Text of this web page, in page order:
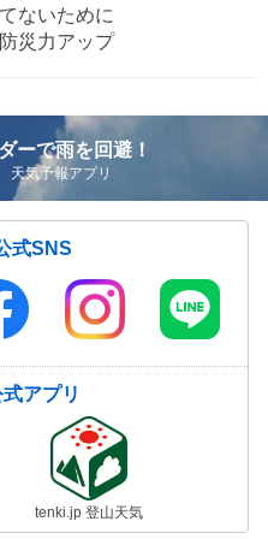
ないために
災力アップ
ーで雨を回避！
気予報アプリ
式SNS
アプリ
tenki.jp 登山天気